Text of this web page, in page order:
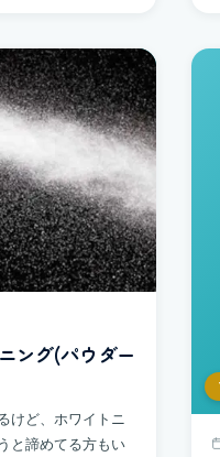
ング(パウダー
けど、ホワイトニ
と諦めてる方もい